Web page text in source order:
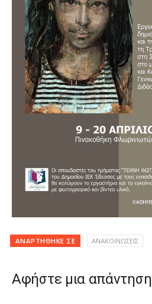
ΑΝΑΡΤΉΘΗΚΕ ΣΕ ΑΝΑΚΟΙΝΩΣΕΙΣ
Αφήστε μια απάντηση